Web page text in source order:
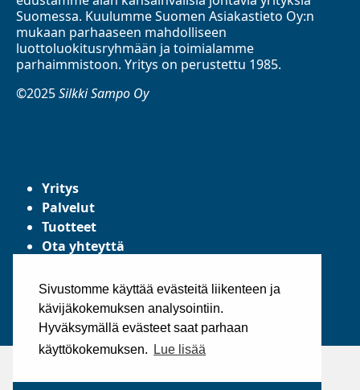
Sivustomme käyttää evästeitä liikenteen ja
kävijäkokemuksen analysointiin.
Hyväksymällä evästeet saat parhaan
käyttökokemuksen.
Lue lisää
Suomessa. Kuulumme Suomen Asiakastieto Oy:n
mukaan parhaaseen mahdolliseen
luottoluokitusryhmään ja toimialamme
parhaimmistoon. Yritys on perustettu 1985.
©2025Silkki Sampo Oy
Yritys
Palvelut
Tuotteet
Ota yhteyttä
Yleiset toimitusehdot